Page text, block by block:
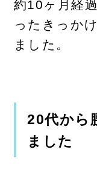
約10ヶ月経
ったきっか
ました。
20代から
ました